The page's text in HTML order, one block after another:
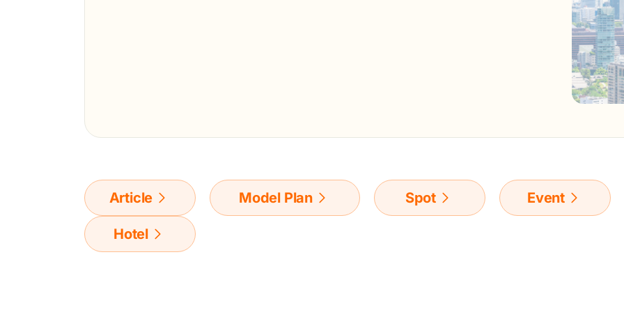
Article Model Plan Spot Event
Hotel